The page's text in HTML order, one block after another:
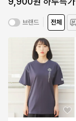
브랜드 전체